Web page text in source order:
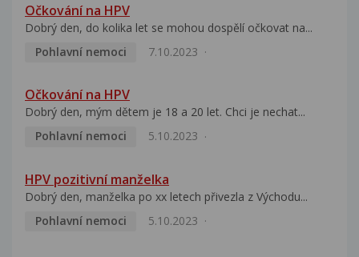
Očkování na HPV
Dobrý den, do kolika let se mohou dospělí očkovat na...
Pohlavní nemoci
7.10.2023
Očkování na HPV
Dobrý den, mým dětem je 18 a 20 let. Chci je nechat...
Pohlavní nemoci
5.10.2023
HPV pozitivní manželka
Dobrý den, manželka po xx letech přivezla z Východu...
Pohlavní nemoci
5.10.2023